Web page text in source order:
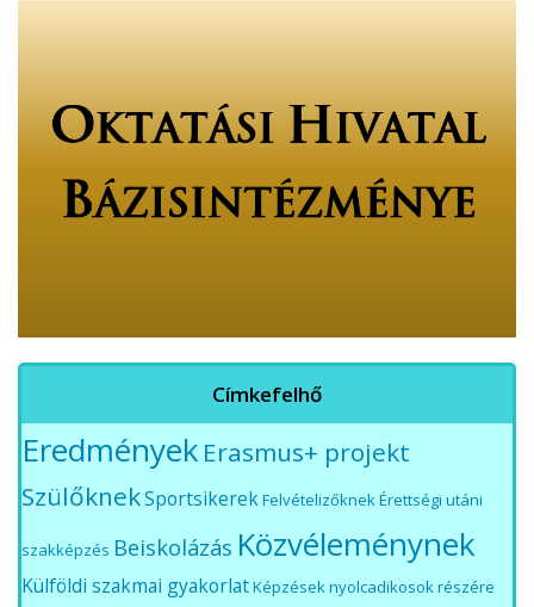
Címkefelhő
Eredmények Erasmus+ projekt
SzülőknekSportsikerekFelvételizőknekÉrettségi utáni
szakképzés Beiskolázás Közvéleménynek
Külföldi szakmai gyakorlatKépzések nyolcadikosok részére